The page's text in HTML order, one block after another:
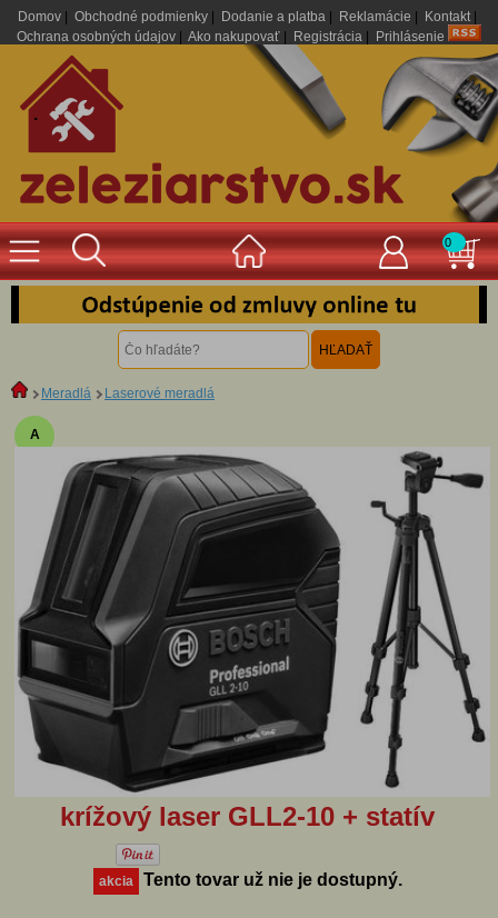
Domov Obchodné podmienky Dodanie a platba Reklamácie Kontakt|
Ochrana osobných údajov
Ako nakupovať Registrácia Prihlásenie
.
0
Meradlá Laserové meradlá
A
krížový laser GLL2-10 + statív
akcia Tento tovar už nie je dostupný.